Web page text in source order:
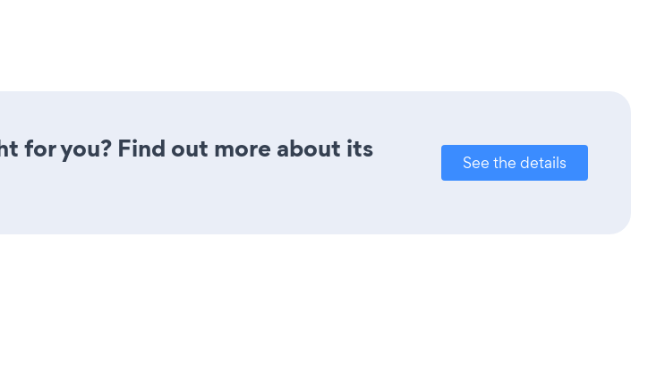
for you? Find out more about its
See the details